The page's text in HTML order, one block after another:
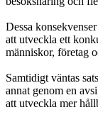
Dessa
att utveckla ett
människor, företag
Samtidigt väntas
annat genom en
att utveckla mer